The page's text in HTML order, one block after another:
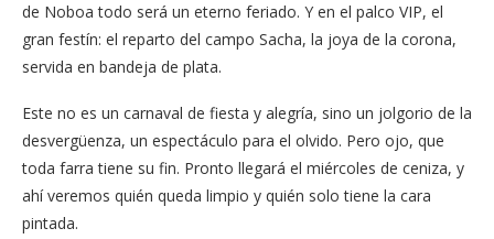
de Noboa todo será un eterno feriado. Y en el palco VIP, el
gran festín: el reparto del campo Sacha, la joya de la corona,
servida en bandeja de plata.
Este no es un carnaval de fiesta y alegría, sino un jolgorio de la
desvergüenza, un espectáculo para el olvido. Pero ojo, que
toda farra tiene su fin. Pronto llegará el miércoles de ceniza, y
ahí veremos quién queda limpio y quién solo tiene la cara
pintada.